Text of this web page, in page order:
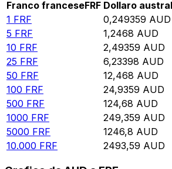
Franco franceseFRF Dollaro
1 FRF 0,249359 AUD
5 FRF 1,2468 AUD
10 FRF 2,49359 AUD
25 FRF 6,23398 AUD
50 FRF 12,468 AUD
100 FRF 24,9359 AUD
500 FRF 124,68 AUD
1000 FRF 249,359 AUD
5000 FRF 1246,8 AUD
10.000 FRF 2493,59 AUD